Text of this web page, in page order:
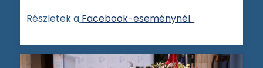
Részletek a Facebook-eseménynél.